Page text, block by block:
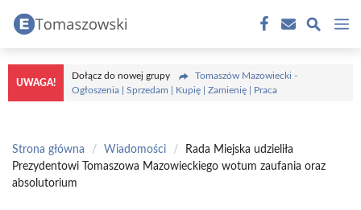
treści
UWAGA!
Dołącz do nowej grupy
Tomaszów Mazowiecki -
Ogłoszenia | Sprzedam | Kupię | Zamienię | Praca
Strona główna / Wiadomości /
Rada Miejska udzieliła
Prezydentowi Tomaszowa Mazowieckiego wotum zaufania oraz
absolutorium